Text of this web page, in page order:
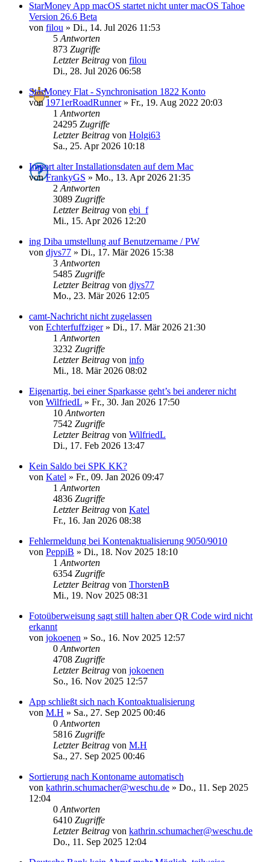
StarMoney App macOS startet nicht unter macOS Tahoe
Version 26.6 Beta
von filou » Di., 14. Jul 2026 11:53
5 Antworten
873 Zugriffe
Letzter Beitrag von filou
Di., 28. Jul 2026 06:58
StarMoney Flat - Synchronisation 1822 Konto
von1971erRoadRunner» Fr., 19. Aug 2022 20:03
1 Antworten
24295 Zugriffe
Letzter Beitrag von Holgi63
Sa., 25. Apr 2026 10:18
Import alter Installationsdaten auf dem Mac
vonFrankyGS » Mo., 13. Apr 2026 21:35
2 Antworten
3089 Zugriffe
Letzter Beitrag von ebi_f
Mi., 15. Apr 2026 12:20
ing Diba umstellung auf Benutzername / PW
von djvs77 » Di., 17. Mär 2026 15:38
3 Antworten
5485 Zugriffe
Letzter Beitrag von djvs77
Mo., 23. Mär 2026 12:05
camt-Nachricht nicht zugelassen
von Echterfuffziger» Di., 17. Mär 2026 21:30
1 Antworten
3232 Zugriffe
Letzter Beitrag von info
Mi., 18. Mär 2026 08:02
Eigenartig, bei einer Sparkasse geht’s bei anderer nicht
von WilfriedL » Fr., 30. Jan 2026 17:50
10 Antworten
7542 Zugriffe
Letzter Beitrag von WilfriedL
Di., 17. Feb 2026 13:47
Kein Saldo bei SPK KK?
von Katel » Fr., 09. Jan 2026 09:47
1 Antworten
4836 Zugriffe
Letzter Beitrag von Katel
Fr., 16. Jan 2026 08:38
Fehlermeldung bei Kontenaktualisierung 9050/9010
von PeppiB » Di., 18. Nov 2025 18:10
1 Antworten
6354 Zugriffe
Letzter Beitrag von ThorstenB
Mi., 19. Nov 2025 08:31
Fotoüberweisung sagt still halten aber QR Code wird nicht
erkannt
von jokoenen » So., 16. Nov 2025 12:57
0 Antworten
4708 Zugriffe
Letzter Beitrag von jokoenen
So., 16. Nov 2025 12:57
App schließt sich nach Kontoaktualisierung
von M.H » Sa., 27. Sep 2025 00:46
0 Antworten
5816 Zugriffe
Letzter Beitrag von M.H
Sa., 27. Sep 2025 00:46
Sortierung nach Kontoname automatisch
von kathrin.schumacher@weschu.de » Do., 11. Sep 2025
12:04
0 Antworten
6410 Zugriffe
Letzter Beitrag von kathrin.schumacher@weschu.de
Do., 11. Sep 2025 12:04